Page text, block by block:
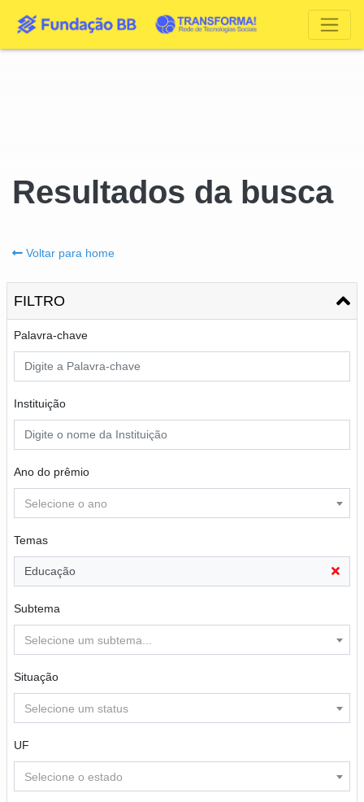
Resultados da busca
Voltar para home
FILTRO
Palavra-chave
Instituição
Ano do prêmio
Selecione o ano
Temas
Educação
Subtema
Selecione um subtema...
Situação
Selecione um status
UF
Selecione o estado